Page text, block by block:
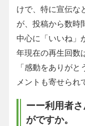
けで、特に宣伝な
が、投稿から数時
中心に「いいね」
年現在の再生回数
「感動をありが
メントも寄せられ
ーー利用者
がですか。